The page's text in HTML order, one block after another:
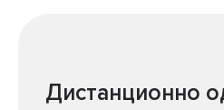
Дистанционно